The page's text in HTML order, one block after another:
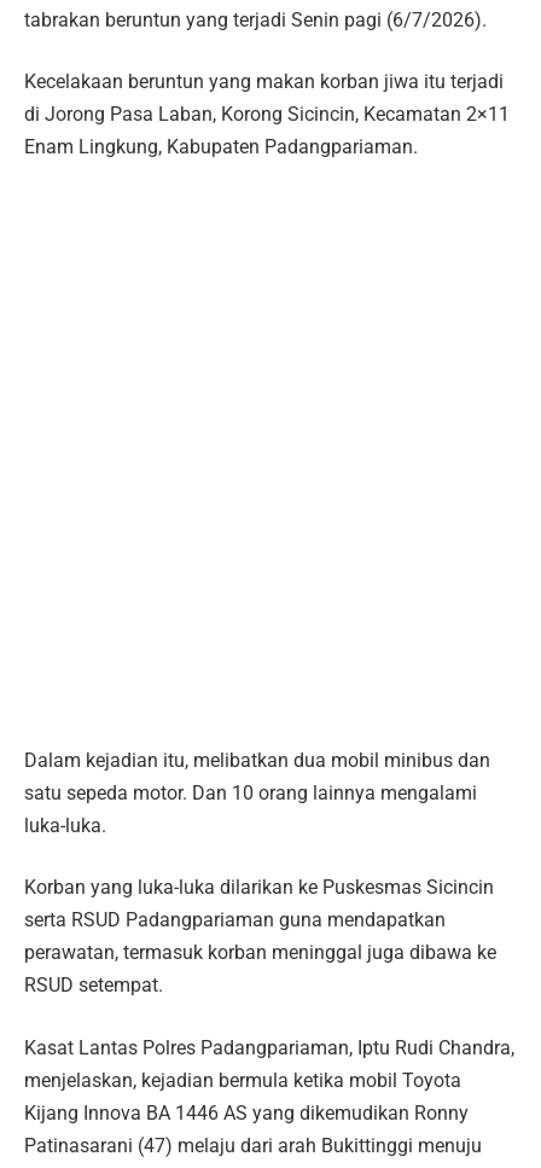
tabrakan beruntun yang terjadi Senin pagi (6/7/2026).
Kecelakaan beruntun yang makan korban jiwa itu terjadi
di Jorong Pasa Laban, Korong Sicincin, Kecamatan 2×11
Enam Lingkung, Kabupaten Padangpariaman.
Dalam kejadian itu, melibatkan dua mobil minibus dan
satu sepeda motor. Dan 10 orang lainnya mengalami
luka-luka.
Korban yang luka-luka dilarikan ke Puskesmas Sicincin
serta RSUD Padangpariaman guna mendapatkan
perawatan, termasuk korban meninggal juga dibawa ke
RSUD setempat.
Kasat Lantas Polres Padangpariaman, Iptu Rudi Chandra,
menjelaskan, kejadian bermula ketika mobil Toyota
Kijang Innova BA 1446 AS yang dikemudikan Ronny
Patinasarani (47) melaju dari arah Bukittinggi menuju